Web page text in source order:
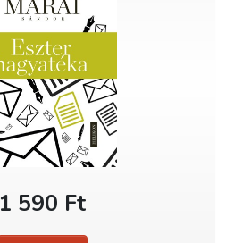
1 590 Ft